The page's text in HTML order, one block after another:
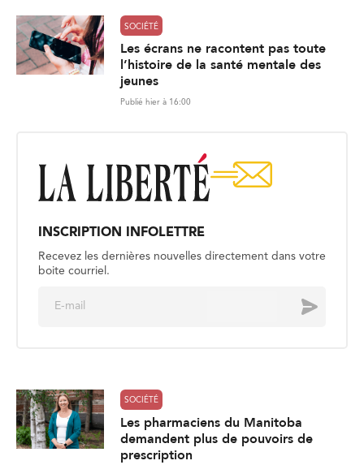
SOCIÉTÉ
Les écrans ne racontent pas toute
l’histoire de la santé mentale des
jeunes
Publié hier à 16:00
INSCRIPTION INFOLETTRE
Recevez les dernières nouvelles directement dans votre
boite courriel.
Envoyer
SOCIÉTÉ
Les pharmaciens du Manitoba
demandent plus de pouvoirs de
prescription